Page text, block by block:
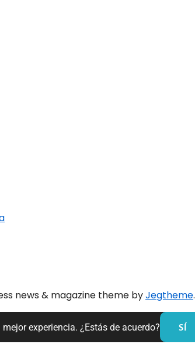
news & magazine theme byJegtheme.
experiencia. ¿Estás de acuerdo? SÍ